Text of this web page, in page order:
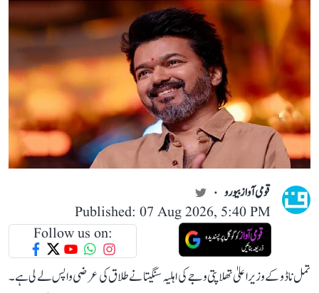
قومی آواز بیورو
Published: 07 Aug 2026, 5:40 PM
Follow us on:
تمل ناڈو کے وزیر اعلیٰ تھلاپتی وجے کی اہلیہ سنگیتا نے طلاق کی عرضی واپس لے لی ہے۔